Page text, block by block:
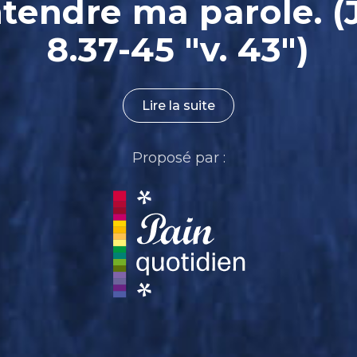
ma parole.
8.37-45 "v. 43")
Lire la suite
Proposé par :